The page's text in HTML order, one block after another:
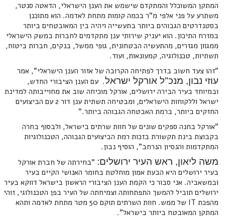
המתקן המשוכלל והמתקדם שישמש את הענן הישראלי, הדאטה סנטר,
משתרע על פני אלפי מ"ר בכמה קומות מתחת לאדמה. הוא מתוכנן
בסטנדרטים הגבוהים ביותר בתעשייה ויהיה בין המאובטחים ביותר
במזרח התיכון. הוא יעניק שירותי ענן מתקדמים לחברות במשק הישראלי
ממגוון מגזרים, מהתעשיה הבטחונית, גופי ממשל, בנקים, חברות ביטוח,
תשתיות, טכנולוגיה, קמעונאות, ועוד.
"זהו צעד חשוב בדרך לפתיחה הקרובה של אזור הענן הישראלי", אמר
עוזי נבון, מנכ"ל אורקל ישראל. עם הענן הציבורי החדש,
ובמיוחד בעיר הבירה ירושלים, אורקל מוכיחה שוב את מחוייבותה למדינת
ישראל וללקוחות הישראלים, ומבטיחה תשתית ענן דור 2 עם הביצועים
החזקים ביותר, ברמת האבטחה הגבוהה ביותר."
"אורקל בחנה ספקים שונים של חוות שרתים בישראל, ולבסוף בחרה
בקבוצת בינת תקשורת בזכות רמת הביצועים הגבוהה, הטכנולוגיות
המתקדמות והנסיון הנרחב", הוסיף נבון.
משה ליאון, ראש העיר ירושלים: "בחירתה של חברת אורקל
בעיר ירושלים היא הבעת אמון מוחלטת בחומר האנושי הקיים בעיר
ובמשאביה. אני סבור כי הקמת הענן הציבורי הראשון בישראל דווקא בעיר
ירושלים תוביל להמשך התפתחותה וצמיחתה של העיר בפן הטכנולוגי, זוהי
מהפכת IT של ממש. חוות השרתים תוקם 50 מטר מתחת לאדמה ותהא
המתקן המאובטח ביותר בישראל".